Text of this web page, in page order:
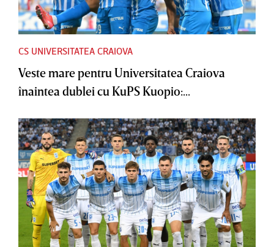
CS UNIVERSITATEA CRAIOVA
Veste mare pentru Universitatea Craiova
înaintea dublei cu KuPS Kuopio:...